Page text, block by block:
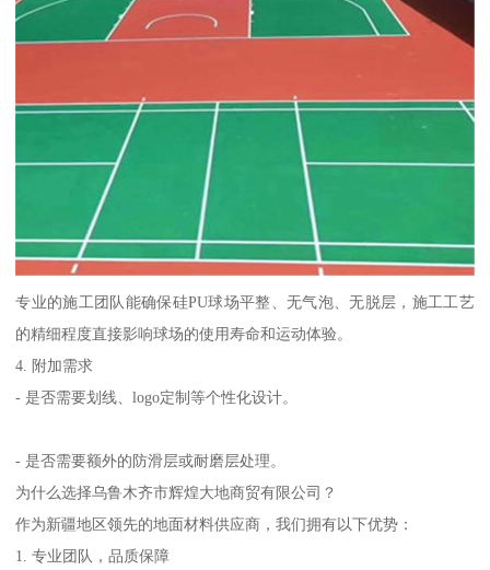
专业的施工团队能确保硅PU球场平整、无气泡、无脱层，施工工艺
的精细程度直接影响球场的使用寿命和运动体验。
4. 附加需求
- 是否需要划线、logo定制等个性化设计。
- 是否需要额外的防滑层或耐磨层处理。
为什么选择乌鲁木齐市辉煌大地商贸有限公司？
作为新疆地区领先的地面材料供应商，我们拥有以下优势：
1. 专业团队，品质保障